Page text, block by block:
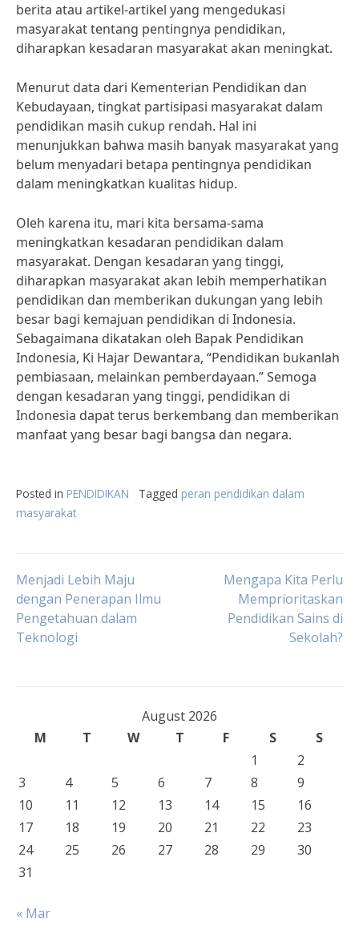
berita atau artikel-artikel yang mengedukasi
masyarakat tentang pentingnya pendidikan,
diharapkan kesadaran masyarakat akan meningkat.
Menurut data dari Kementerian Pendidikan dan
Kebudayaan, tingkat partisipasi masyarakat dalam
pendidikan masih cukup rendah. Hal ini
menunjukkan bahwa masih banyak masyarakat yang
belum menyadari betapa pentingnya pendidikan
dalam meningkatkan kualitas hidup.
Oleh karena itu, mari kita bersama-sama
meningkatkan kesadaran pendidikan dalam
masyarakat. Dengan kesadaran yang tinggi,
diharapkan masyarakat akan lebih memperhatikan
pendidikan dan memberikan dukungan yang lebih
besar bagi kemajuan pendidikan di Indonesia.
Sebagaimana dikatakan oleh Bapak Pendidikan
Indonesia, Ki Hajar Dewantara, “Pendidikan bukanlah
pembiasaan, melainkan pemberdayaan.” Semoga
dengan kesadaran yang tinggi, pendidikan di
Indonesia dapat terus berkembang dan memberikan
manfaat yang besar bagi bangsa dan negara.
Posted in PENDIDIKAN Tagged peran pendidikan dalam
masyarakat
Post
navigation
Menjadi Lebih Maju
dengan Penerapan Ilmu
Pengetahuan dalam
Teknologi
Mengapa Kita Perlu
Memprioritaskan
Pendidikan Sains di
Sekolah?
August 2026
M
T W T F S
S
1
2
3
4 5 6 7 8
9
10
11 12 13 14 15
16
17
18 19 20 21 22
23
24
25 26 27 28 29
30
31
« Mar